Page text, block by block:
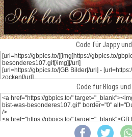
Code für Jappy und
Code für Blogs und